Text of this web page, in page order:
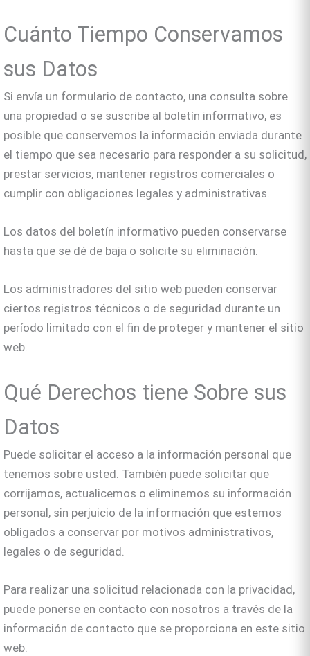
Cuánto Tiempo Conservamos
sus Datos
Si envía un formulario de contacto, una consulta sobre
una propiedad o se suscribe al boletín informativo, es
posible que conservemos la información enviada durante
el tiempo que sea necesario para responder a su solicitud,
prestar servicios, mantener registros comerciales o
cumplir con obligaciones legales y administrativas.
Los datos del boletín informativo pueden conservarse
hasta que se dé de baja o solicite su eliminación.
Los administradores del sitio web pueden conservar
ciertos registros técnicos o de seguridad durante un
período limitado con el fin de proteger y mantener el sitio
web.
Qué Derechos tiene Sobre sus
Datos
Puede solicitar el acceso a la información personal que
tenemos sobre usted. También puede solicitar que
corrijamos, actualicemos o eliminemos su información
personal, sin perjuicio de la información que estemos
obligados a conservar por motivos administrativos,
legales o de seguridad.
Para realizar una solicitud relacionada con la privacidad,
puede ponerse en contacto con nosotros a través de la
información de contacto que se proporciona en este sitio
web.